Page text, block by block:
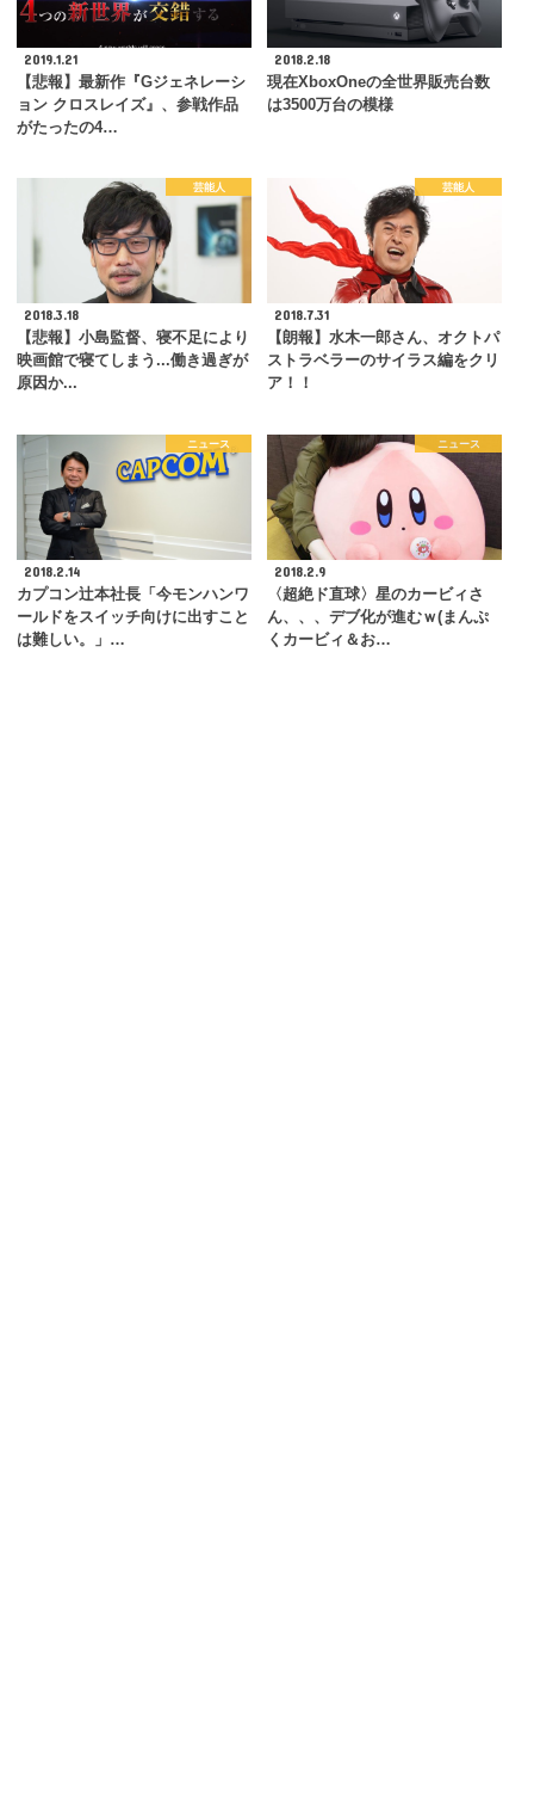
2019.1.21
【悲報】最新作『Gジェネレーシ
ョン クロスレイズ』、参戦作品
がたったの4…
2018.2.18
現在XboxOneの全世界販売台数
は3500万台の模様
芸能人
2018.3.18
【悲報】小島監督、寝不足により
映画館で寝てしまう...働き過ぎが
原因か...
芸能人
2018.7.31
【朗報】水木一郎さん、オクトパ
ストラベラーのサイラス編をクリ
ア！！
ニュース
2018.2.14
カプコン辻本社長「今モンハンワ
ールドをスイッチ向けに出すこと
は難しい。」…
ニュース
2018.2.9
〈超絶ド直球〉星のカービィさ
ん、、、デブ化が進むｗ(まんぷ
くカービィ＆お…